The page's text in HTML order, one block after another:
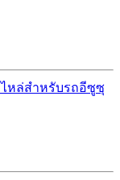
หล่สำหรับรถอีซูซุ